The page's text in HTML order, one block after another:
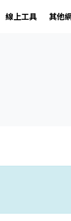
線上工具 其他